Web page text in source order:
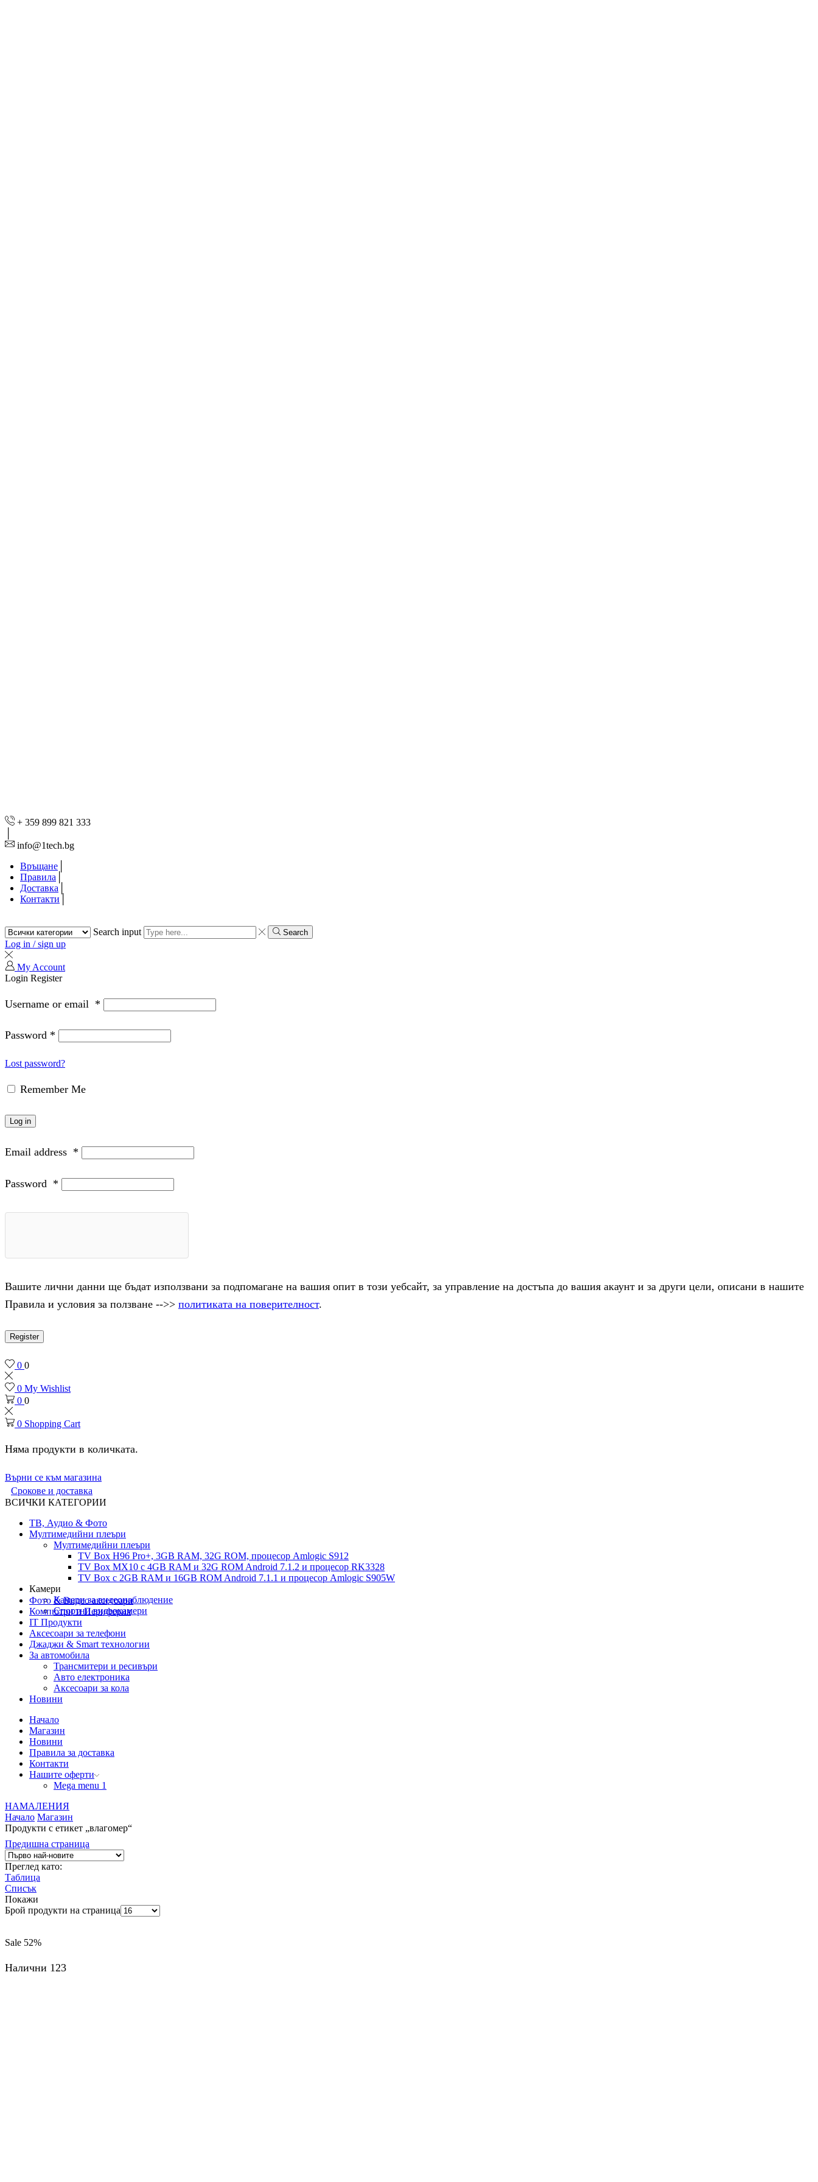
+ 359 899 821 333
info@1tech.bg
Връщане
Правила
Доставка
Контакти
Search input Search
Log in / sign up
My Account
Login Register
Username or email *
Password *
Lost password?
Remember Me
Log in
Email address *
Password *
Вашите лични данни ще бъдат използвани за подпомагане на вашия опит в този уебсайт, за управление на достъпа до вашия акаунт и за други цели, описани в нашите
Правила и условия за ползване -->> политиката на поверителност.
Register
0 0
0 My Wishlist
0 0
0 Shopping Cart
Няма продукти в количката.
Върни се към магазина
Срокове и доставка
ВСИЧКИ КАТЕГОРИИ
ТВ, Аудио & Фото
Мултимедийни плеъри
Мултимедийни плеъри
TV Box H96 Pro+, 3GB RAM, 32G ROM, процесор Amlogic S912
TV Box MX10 с 4GB RAM и 32G ROM Android 7.1.2 и процесор RK3328
TV Box с 2GB RAM и 16GВ ROM Android 7.1.1 и процесор Amlogic S905W
Камери
Камери за видеонаблюдение
Спортни видеокамери
Фото & Видео аксесоари
Компютри и Периферия
IT Продукти
Аксесоари за телефони
Джаджи & Smart технологии
За автомобила
Трансмитери и ресивъри
Авто електроника
Аксесоари за кола
Новини
Начало
Магазин
Новини
Правила за доставка
Контакти
Нашите оферти
Mega menu 1
НАМАЛЕНИЯ
Начало Магазин
Продукти с етикет „влагомер“
Предишна страница
Преглед като:
Таблица
Списък
Покажи
Брой продукти на страница
Sale 52%
Налични 123